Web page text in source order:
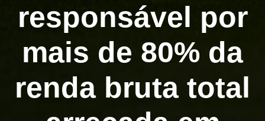
responsável por
mais de 80% da
renda bruta total